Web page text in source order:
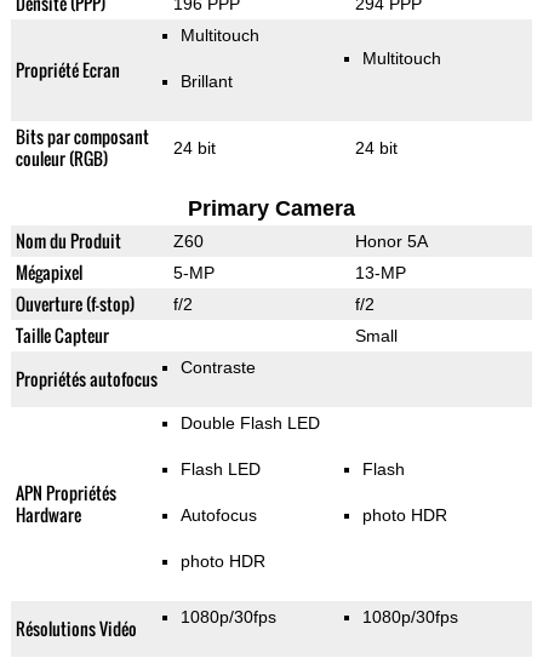
Propriété Ecran
Multitouch
Brillant
Multitouch
Bits par composant
couleur (RGB)
24 bit 24 bit
Primary Camera
Nom du Produit Z60 Honor 5A
Mégapixel 5-MP 13-MP
Ouverture (f-stop) f/2 f/2
Taille Capteur Small
Propriétés autofocus Contraste
APN Propriétés
Hardware
Double Flash LED
Flash LED
Autofocus
photo HDR
Flash
photo HDR
Résolutions Vidéo 1080p/30fps 1080p/30fps